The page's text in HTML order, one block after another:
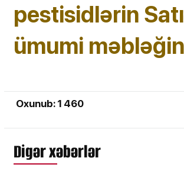
pestisidlərin
ümumi
Oxunub: 1 460
Digər xəbərlər